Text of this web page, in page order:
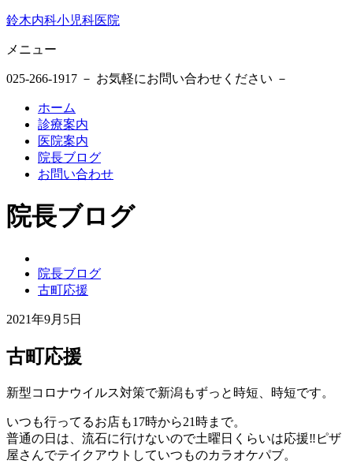
鈴木内科小児科医院
メニュー
025-266-1917 － お気軽にお問い合わせください －
ホーム
診療案内
医院案内
院長ブログ
お問い合わせ
院長ブログ
木
内
小
科
院
院長ブログ
古町応援
2021年9月5日
年
9
5
木
内
科
小
児
科
医
古町応援
新型コロナウイルス対策で新潟もずっと時短、時短です。
いつも行ってるお店も17時から21時まで。
普通の日は、流石に行けないので土曜日くらいは応援‼️ピザ
屋さんでテイクアウトしていつものカラオケパブ。